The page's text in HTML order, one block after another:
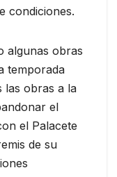
condiciones.
algunas obras
temporada
las obras a la
el
el Palacete
de su